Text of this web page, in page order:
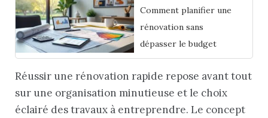
Comment planifier une
rénovation sans
dépasser le budget
Réussir une rénovation rapide repose avant tout
sur une organisation minutieuse et le choix
éclairé des travaux à entreprendre. Le concept